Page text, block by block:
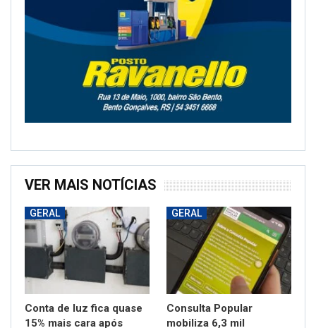
VER MAIS NOTÍCIAS
GERAL
Conta de luz fica quase
15% mais cara após
GERAL
Consulta Popular
mobiliza 6,3 mil